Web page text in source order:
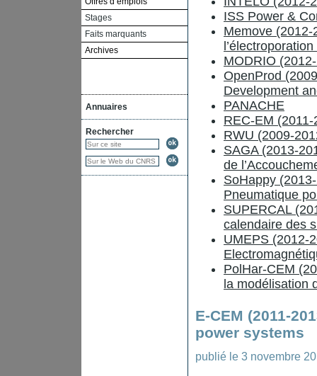
Stages
Faits marquants
Archives
Annuaires
Rechercher
ISS Power &
Memove
MODRIO
OpenProd
Development
PANACHE
REC-EM
RWU (2009-
SAGA (2013-
de
SoHappy
Pneumatique
SUPERCAL
calendaire des
UMEPS (2012-
PolHar-CEM
la modélisation
E-CEM (2011-
power systems
publié le 3 novembre